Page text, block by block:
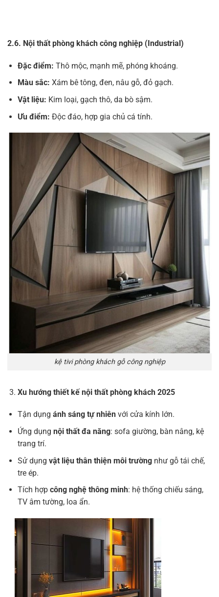
2.6. Nội thất phòng khách công nghiệp (Industrial)
Đặc điểm: Thô mộc, mạnh mẽ, phóng khoáng.
Màu sắc: Xám bê tông, đen, nâu gỗ, đỏ gạch.
Vật liệu: Kim loại, gạch thô, da bò sậm.
Ưu điểm: Độc đáo, hợp gia chủ cá tính.
kệ tivi phòng khách gỗ công nghiệp
Xu hướng thiết kế nội thất phòng khách 2025
Tận dụng ánh sáng tự nhiênvới cửa kính lớn.
Ứng dụng nội thất đa năng: sofa giường, bàn nâng, kệ
trang trí.
Sử dụng vật liệu thân thiện môi trườngnhư gỗ tái chế,
tre ép.
Tích hợp công nghệ thông minh: hệ thống chiếu sáng,
TV âm tường, loa ẩn.